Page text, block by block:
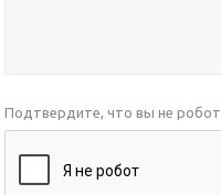
Подтвердите, что вы не робот